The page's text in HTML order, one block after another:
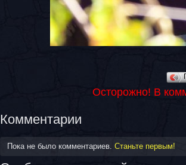
Осторожно! В
Комментарии
Пока не было комментариев. Станьте первым!